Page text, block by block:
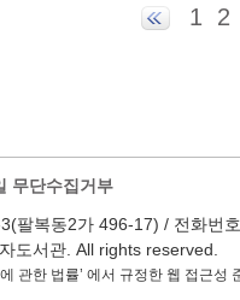
1 2
무단수집거부
팔복동2가 496-17) / 전화
도서관. All rights reserved.
관한 법률’ 에서 규정한 웹 접근